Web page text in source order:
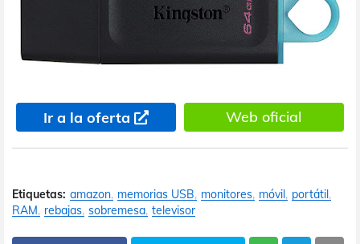
Ir a la oferta Web oficial
Etiquetas: amazon memorias USB monitores móvil portátil
RAM rebajas sobremesa televisor